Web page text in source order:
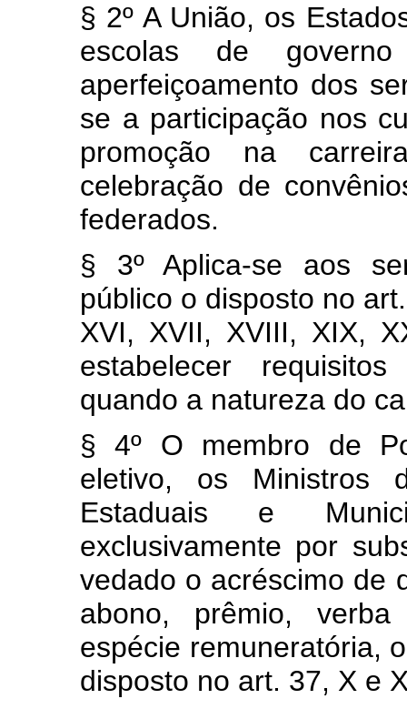
§ 2º A União, os
escolas de
aperfeiçoamento dos
se a participação nos
promoção na
celebração de
federados.
§ 3º Aplica-se aos
público o disposto no
XVI, XVII, XVIII, XIX,
estabelecer
quando a natureza do
§ 4º O membro de
eletivo, os Ministros
Estaduais e
exclusivamente por
vedado o acréscimo de
abono, prêmio,
espécie remuneratória,
disposto no art. 37, X e